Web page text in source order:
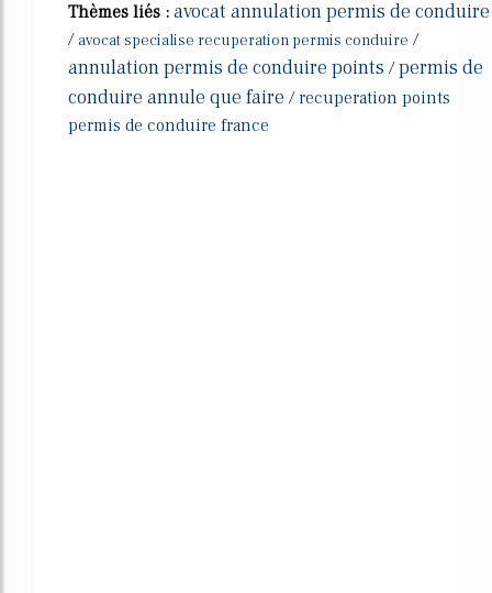
Thèmes liés : avocat annulation permis de conduire
/ avocat specialise recuperation permis conduire /
annulation permis de conduire points /permis de
conduire annule que faire /recuperation points
permis de conduire france